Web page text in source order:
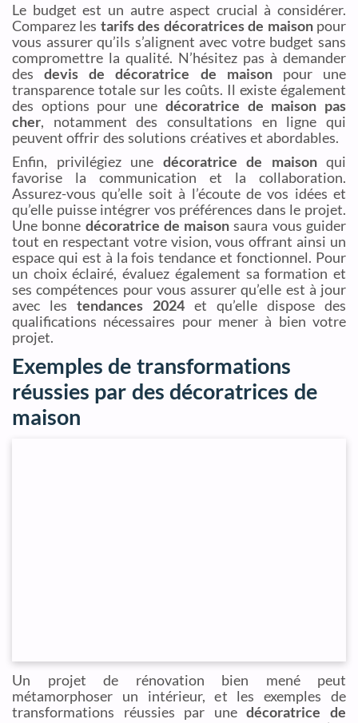
Le budget est un autre aspect crucial à considérer.
Comparez les tarifs des décoratrices de maisonpour
vous assurer qu’ils s’alignent avec votre budget sans
compromettre la qualité. N’hésitez pas à demander
desdevis de décoratrice de maisonpour une
transparence totale sur les coûts. Il existe également
des options pour une décoratrice de maison pas
cher, notamment des consultations en ligne qui
peuvent offrir des solutions créatives et abordables.
Enfin, privilégiez une décoratrice de maisonqui
favorise la communication et la collaboration.
Assurez-vous qu’elle soit à l’écoute de vos idées et
qu’elle puisse intégrer vos préférences dans le projet.
Une bonne décoratrice de maison saura vous guider
tout en respectant votre vision, vous offrant ainsi un
espace qui est à la fois tendance et fonctionnel. Pour
un choix éclairé, évaluez également sa formation et
ses compétences pour vous assurer qu’elle est à jour
avec les tendances 2024 et qu’elle dispose des
qualifications nécessaires pour mener à bien votre
projet.
Exemples de transformations
réussies par des décoratrices de
maison
Un projet de rénovation bien mené peut
métamorphoser un intérieur, et les exemples de
transformations réussies par unedécoratrice de